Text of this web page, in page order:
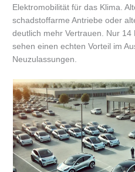
Elektromobilität für das Klima.
schadstoffarme Antriebe oder
deutlich mehr Vertrauen. Nur 14
sehen einen echten Vorteil im
Neuzulassungen.